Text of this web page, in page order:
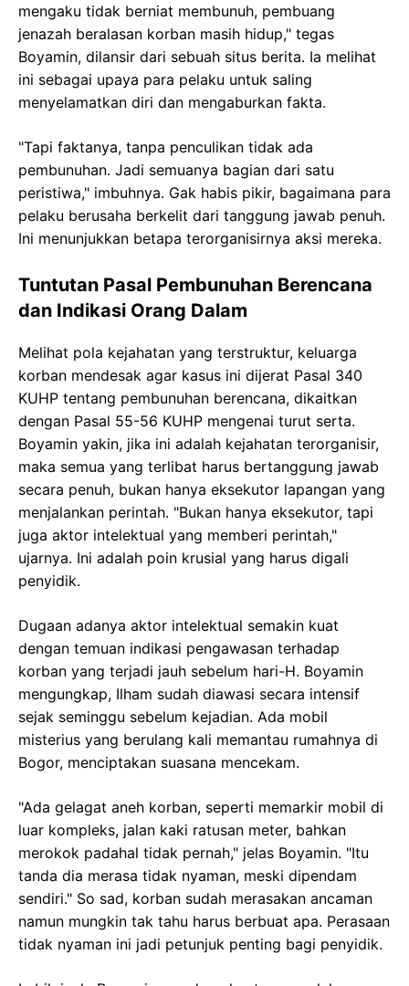
mengaku tidak berniat membunuh, pembuang
jenazah beralasan korban masih hidup," tegas
Boyamin, dilansir dari sebuah situs berita. Ia melihat
ini sebagai upaya para pelaku untuk saling
menyelamatkan diri dan mengaburkan fakta.
"Tapi faktanya, tanpa penculikan tidak ada
pembunuhan. Jadi semuanya bagian dari satu
peristiwa," imbuhnya. Gak habis pikir, bagaimana para
pelaku berusaha berkelit dari tanggung jawab penuh.
Ini menunjukkan betapa terorganisirnya aksi mereka.
Tuntutan Pasal Pembunuhan Berencana
dan Indikasi Orang Dalam
Melihat pola kejahatan yang terstruktur, keluarga
korban mendesak agar kasus ini dijerat Pasal 340
KUHP tentang pembunuhan berencana, dikaitkan
dengan Pasal 55-56 KUHP mengenai turut serta.
Boyamin yakin, jika ini adalah kejahatan terorganisir,
maka semua yang terlibat harus bertanggung jawab
secara penuh, bukan hanya eksekutor lapangan yang
menjalankan perintah. "Bukan hanya eksekutor, tapi
juga aktor intelektual yang memberi perintah,"
ujarnya. Ini adalah poin krusial yang harus digali
penyidik.
Dugaan adanya aktor intelektual semakin kuat
dengan temuan indikasi pengawasan terhadap
korban yang terjadi jauh sebelum hari-H. Boyamin
mengungkap, Ilham sudah diawasi secara intensif
sejak seminggu sebelum kejadian. Ada mobil
misterius yang berulang kali memantau rumahnya di
Bogor, menciptakan suasana mencekam.
"Ada gelagat aneh korban, seperti memarkir mobil di
luar kompleks, jalan kaki ratusan meter, bahkan
merokok padahal tidak pernah," jelas Boyamin. "Itu
tanda dia merasa tidak nyaman, meski dipendam
sendiri." So sad, korban sudah merasakan ancaman
namun mungkin tak tahu harus berbuat apa. Perasaan
tidak nyaman ini jadi petunjuk penting bagi penyidik.